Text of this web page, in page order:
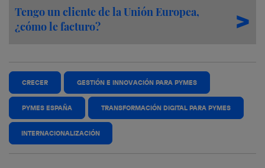
Tengo un cliente de la Unión Europea,
¿cómo le facturo?
CRECER GESTIÓN E INNOVACIÓN PARA PYMES
PYMES ESPAÑA TRANSFORMACIÓN DIGITAL PARA PYMES
INTERNACIONALIZACIÓN